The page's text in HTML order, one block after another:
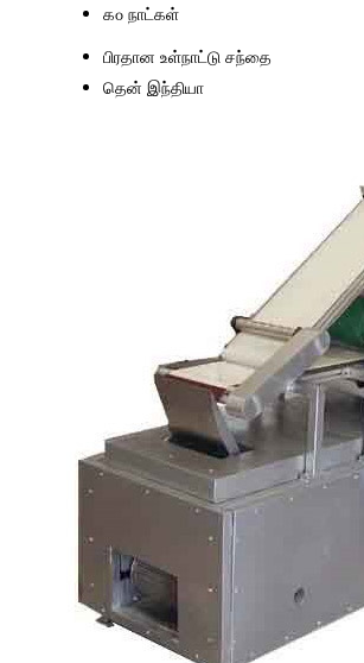
௧௦ நாட்கள்
பிரதான உள்நாட்டு சந்தை
தென் இந்தியா